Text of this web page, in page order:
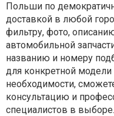
Польши по
доставкой в любой
фильтру, фото,
автомобильной
названию и номеру
для конкретной
необходимости,
консультацию и
специалистов в выборе.